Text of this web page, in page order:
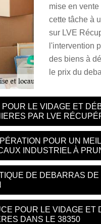
mise en
cette tâche à
sur LVE
l'intervention
des biens à
le prix du
POUR LE VIDAGE ET
PAR LVE
POUR UN
INDUSTRIEL À
DE DEBARRAS
POUR LE VIDAGE
DANS LE 38350